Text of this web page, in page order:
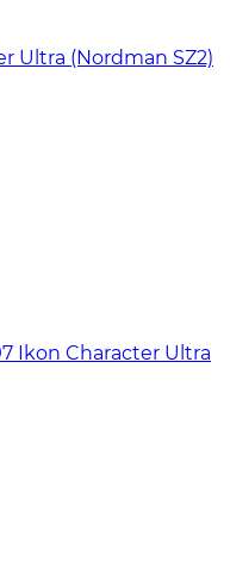
Ultra (Nordman SZ2)
Ikon Character Ultra